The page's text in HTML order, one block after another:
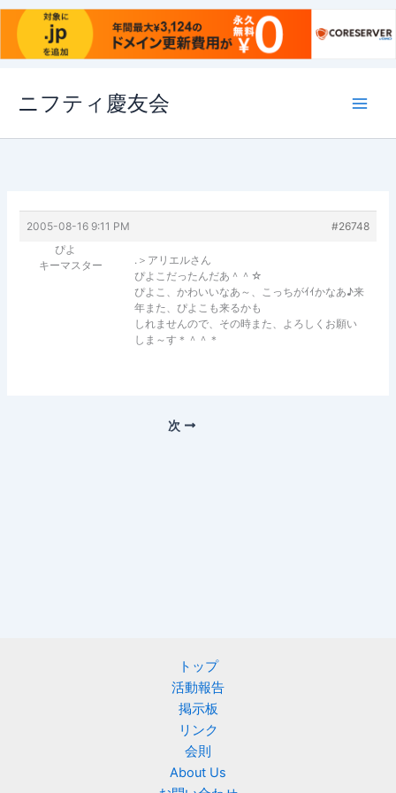
ス
ニフティ慶友会
2005-08-16 9:11 PM
#26748
ぴよ
キーマスター
.＞アリエルさん
ぴよこだったんだあ＾＾☆
ぴよこ、かわいいなあ～、こっちがｲｲかなあ♪来
年また、ぴよこも来るかも
しれませんので、その時また、よろしくお願い
しま～す＊＾＾＊
次
トップ
活動報告
掲示板
リンク
会則
About Us